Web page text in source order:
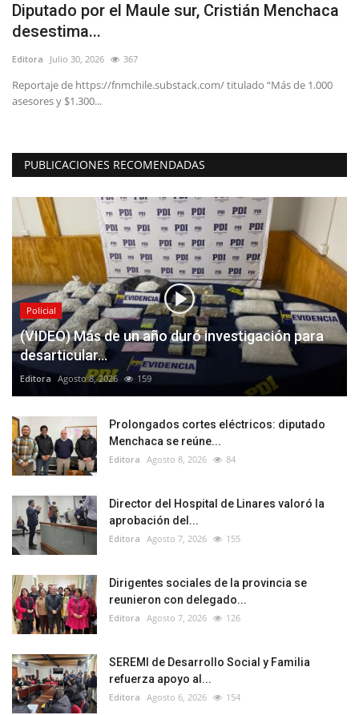
Diputado por el Maule sur, Cristián Menchaca
desestima...
Editora Julio 30, 2026 367
Reportaje de https://fnmchile.substack.com/ titulado “Más de 1.000
asesores y $1.300...
PUBLICACIONES RECOMENDADAS
Policial
(VIDEO) Más de un año duró investigación para
desarticular...
Editora Agosto 8, 2026 159
Prolongados cortes eléctricos: diputado
Menchaca se reúne...
Editora Agosto 8, 2026 84
Director del Hospital de Linares valoró la
aprobación del...
Editora Agosto 7, 2026 155
Dirigentes sociales de la provincia se
reunieron con delegado...
Editora Agosto 7, 2026 126
SEREMI de Desarrollo Social y Familia
refuerza apoyo al...
Editora Agosto 6, 2026 154